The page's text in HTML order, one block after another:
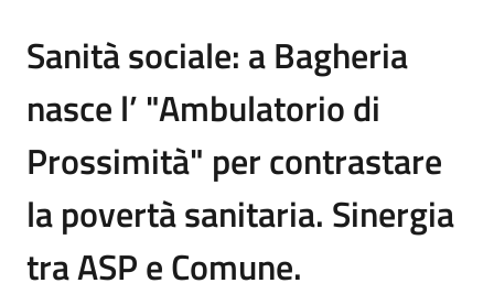
Sanità sociale: a Bagheria
nasce l’ "Ambulatorio di
Prossimità" per contrastare
la povertà sanitaria. Sinergia
tra ASP e Comune.